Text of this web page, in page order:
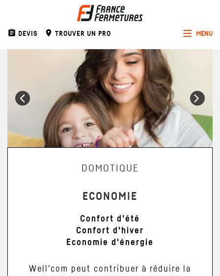
Toggle
MENU
assignment DEVIS room TROUVER UN PRO
DOMOTIQUE
ECONOMIE
Confort d'été
Confort d'hiver
Economie d'énergie
Well'com peut contribuer à réduire la